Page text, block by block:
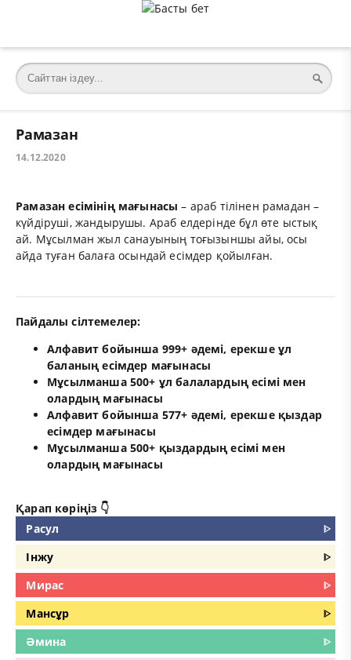
Рамазан
14.12.2020
Рамазан есімінің мағынасы – араб тілінен рамадан –
күйдіруші, жандырушы. Араб елдерінде бұл өте ыстық
ай. Мұсылман жыл санауының тоғызыншы айы, осы
айда туған балаға осындай есімдер қойылған.
Пайдалы сілтемелер:
Алфавит бойынша 999+ әдемі, ерекше ұл
баланың есімдер мағынасы
Мұсылманша 500+ ұл балалардың есімі мен
олардың мағынасы
Алфавит бойынша 577+ әдемі, ерекше қыздар
есімдер мағынасы
Мұсылманша 500+ қыздардың есімі мен
олардың мағынасы
Қарап көріңіз 👇
Расул
ᐈ
Інжу
ᐈ
Мирас
ᐈ
Мансұр
ᐈ
Әмина
ᐈ